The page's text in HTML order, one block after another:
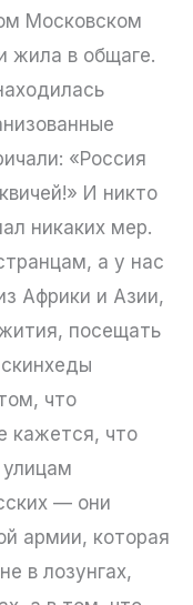
Московском
жила в общаге.
«Россия
И никто
никаких мер.
а у нас
Африки и Азии,
посещать
что
кажется, что
— они
армии, которая
в лозунгах,